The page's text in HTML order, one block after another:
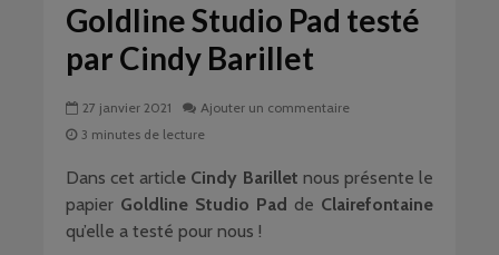
Goldline Studio Pad testé
par Cindy Barillet
27 janvier 2021
Ajouter un commentaire
3 minutes de lecture
Dans cet article Cindy Barillet nous présente le
papier Goldline Studio Pad de Clairefontaine
qu’elle a testé pour nous !